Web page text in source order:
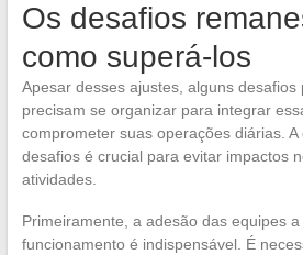
Os desafios
como superá-los
Apesar desses ajustes, alguns desafios
precisam se organizar para integrar
comprometer suas operações diárias.
desafios é crucial para evitar impactos
atividades.
Primeiramente, a adesão das equipes
funcionamento é indispensável. É